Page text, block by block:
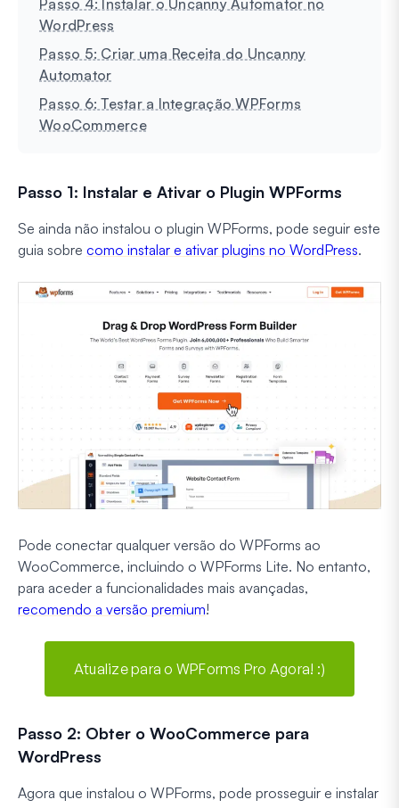
Passo 4: Instalar o Uncanny Automator no
WordPress
Passo 5: Criar uma Receita do Uncanny
Automator
Passo 6: Testar a Integração WPForms
WooCommerce
Passo 1: Instalar e Ativar o Plugin WPForms
Se ainda não instalou o plugin WPForms, pode seguir este
guia sobre como instalar e ativar plugins no WordPress.
Pode conectar qualquer versão do WPForms ao
WooCommerce, incluindo o WPForms Lite. No entanto,
para aceder a funcionalidades mais avançadas,
recomendo a versão premium!
Atualize para o WPForms Pro Agora! :)
Passo 2: Obter o WooCommerce para
WordPress
Agora que instalou o WPForms, pode prosseguir e instalar